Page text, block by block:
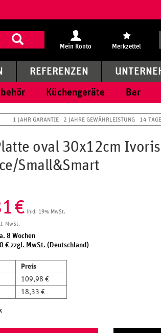
Mein Konto Merkzettel
Küchengeräte Bar
REFERENZEN
1 JAHR GARANTIE 2 JAHRE GEWÄHRLEISTUNG 14
oval 30x12cm Ivoris
Small&Smart
€ inkl. 19% MwSt.
MwSt.
8 Wochen
€ zzgl. MwSt. (Deutschland)
Preis
109,98 €
18,33 €